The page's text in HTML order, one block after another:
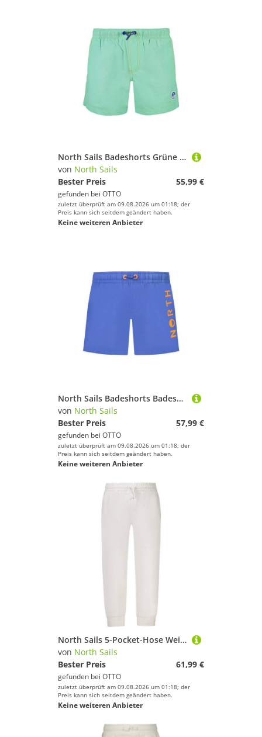
North Sails Badeshorts Grüne Kinder Badehose mit Kordelzug und Applikation - Ocean Positive
von North Sails
Bester Preis
55,99 €
gefunden bei OTTO
zuletzt überprüft am 09.08.2026 um 01:18; der
Preis kann sich seitdem geändert haben.
Keine weiteren Anbieter
North Sails Badeshorts Badeshorts für Kinder - Gelb, Komfort & Stil mit Ocean Positive
von North Sails
Bester Preis
57,99 €
gefunden bei OTTO
zuletzt überprüft am 09.08.2026 um 01:18; der
Preis kann sich seitdem geändert haben.
Keine weiteren Anbieter
North Sails 5-Pocket-Hose Weiße Kinder Sporthose: Umweltfreundlich mit Logo und Taschen
von North Sails
Bester Preis
61,99 €
gefunden bei OTTO
zuletzt überprüft am 09.08.2026 um 01:18; der
Preis kann sich seitdem geändert haben.
Keine weiteren Anbieter